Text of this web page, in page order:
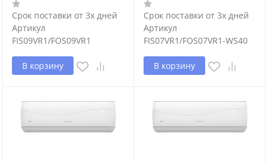
Срок поставки от 3х дней
Артикул
FIS09VR1/FOS09VR1
В корзину
Срок поставки от 3х дней
Артикул
FIS07VR1/FOS07VR1-WS40
В корзину